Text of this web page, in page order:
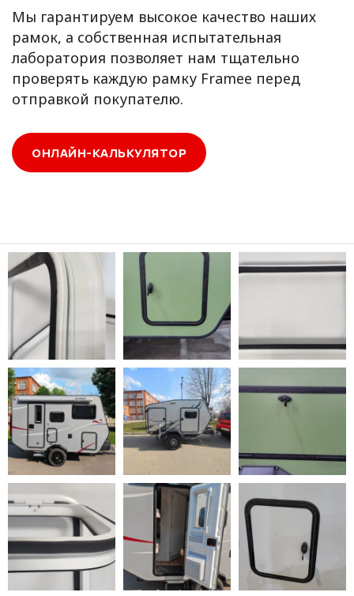
Мы гарантируем высокое качество наших
рамок, а собственная испытательная
лаборатория позволяет нам тщательно
проверять каждую рамку Framee перед
отправкой покупателю.
ОНЛАЙН-КАЛЬКУЛЯТОР